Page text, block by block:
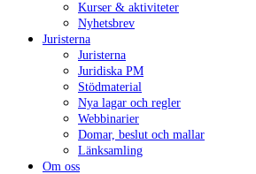
Kurser & aktiviteter
Nyhetsbrev
Juristerna
Juristerna
Juridiska PM
Stödmaterial
Nya lagar och regler
Webbinarier
Domar, beslut och mallar
Länksamling
Om oss